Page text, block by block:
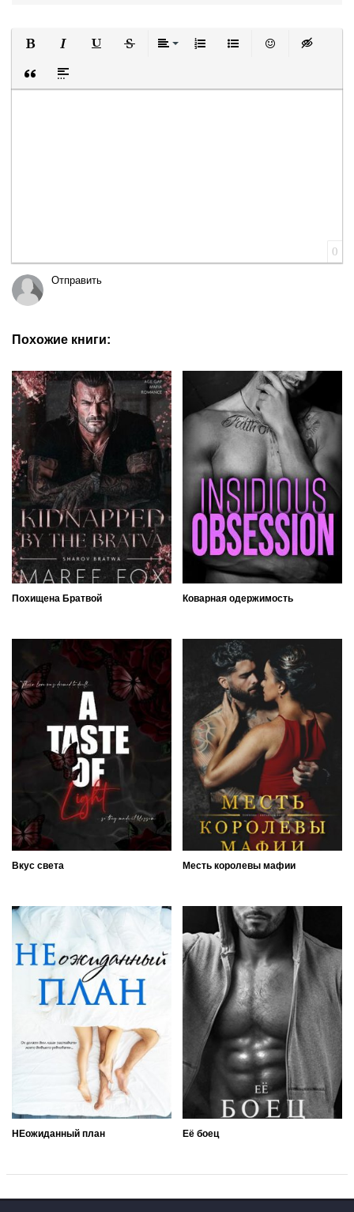
Вставка цитаты
Вставка спойлера
0
Отправить
Похожие книги:
Похищена Братвой Коварная одержимость
Вкус cвета Месть королевы мафии
НЕожиданный план Её боец